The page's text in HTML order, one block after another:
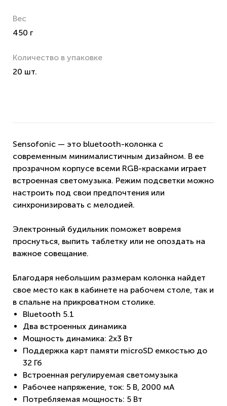
Вес
450 г
Количество в упаковке
20 шт.
Sensofonic — это bluetooth-колонка с
современным минималистичным дизайном. В ее
прозрачном корпусе всеми RGB-красками играет
встроенная светомузыка. Режим подсветки можно
настроить под свои предпочтения или
синхронизировать с мелодией.
Электронный будильник поможет вовремя
проснуться, выпить таблетку или не опоздать на
важное совещание.
Благодаря небольшим размерам колонка найдет
свое место как в кабинете на рабочем столе, так и
в спальне на прикроватном столике.
Bluetooth 5.1
Два встроенных динамика
Мощность динамика: 2x3 Вт
Поддержка карт памяти microSD емкостью до
32 Гб
Встроенная регулируемая светомузыка
Рабочее напряжение, ток: 5 В, 2000 мА
Потребляемая мощность: 5 Вт